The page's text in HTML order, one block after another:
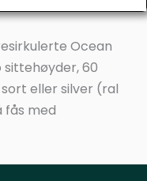
Ocean
60
eller silver (ral
fås med